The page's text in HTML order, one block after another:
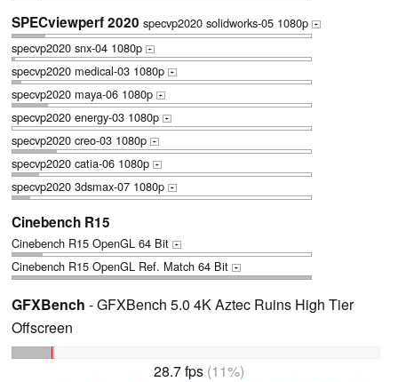
SPECviewperf 2020 specvp2020 solidworks-05 1080p +
specvp2020 snx-04 1080p +
specvp2020 medical-03 1080p +
specvp2020 maya-06 1080p +
specvp2020 energy-03 1080p +
specvp2020 creo-03 1080p +
specvp2020 catia-06 1080p +
specvp2020 3dsmax-07 1080p +
Cinebench R15
Cinebench R15 OpenGL 64 Bit +
Cinebench R15 OpenGL Ref. Match 64 Bit +
GFXBench - GFXBench 5.0 4K Aztec Ruins High Tier
Offscreen
28.7 fps (11%)